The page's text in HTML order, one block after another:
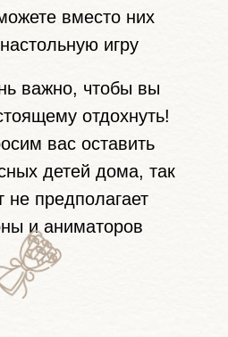
вместо них
игру
важно, чтобы вы
отдохнуть!
вас оставить
детей дома, так
не предполагает
и аниматоров